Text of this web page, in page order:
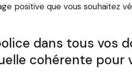
positive que vous souhaitez
dans tous vos
cohérente pour